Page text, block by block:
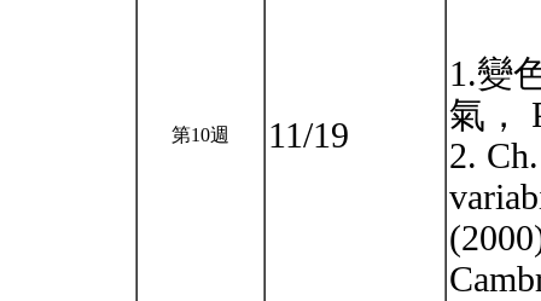
第10週 11/19
1.變
氣，
2.